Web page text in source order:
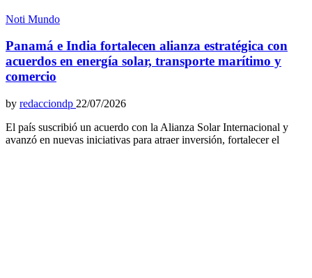
Noti Mundo
Panamá e India fortalecen alianza estratégica con
acuerdos en energía solar, transporte marítimo y
comercio
by redacciondp 22/07/2026
El país suscribió un acuerdo con la Alianza Solar Internacional y
avanzó en nuevas iniciativas para atraer inversión, fortalecer el